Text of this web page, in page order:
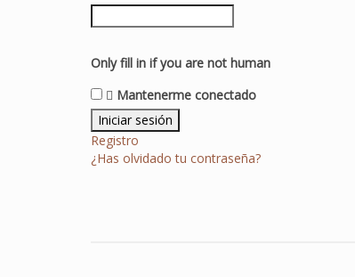
Only fill in if you are not human
Mantenerme conectado
Registro
¿Has olvidado tu contraseña?